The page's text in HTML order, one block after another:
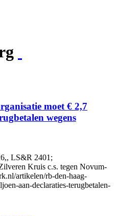
moet € 2,7
wegens
LS&R 2401;
Kruis c.s. tegen Novum-
artikelen/rb-den-haag-
aan-declaraties-terugbetalen-